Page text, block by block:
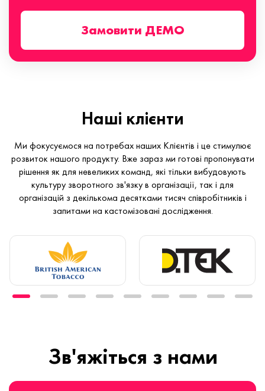
Замовити ДЕМО
Наші клієнти
Ми фокусуємося на потребах наших Клієнтів і це стимулює
розвиток нашого продукту. Вже зараз ми готові пропонувати
рішення як для невеликих команд, які тільки вибудовують
культуру зворотного зв'язку в організації, так і для
організацій з декількома десятками тисяч співробітників і
запитами на кастомізовані дослідження.
Зв'яжіться з нами